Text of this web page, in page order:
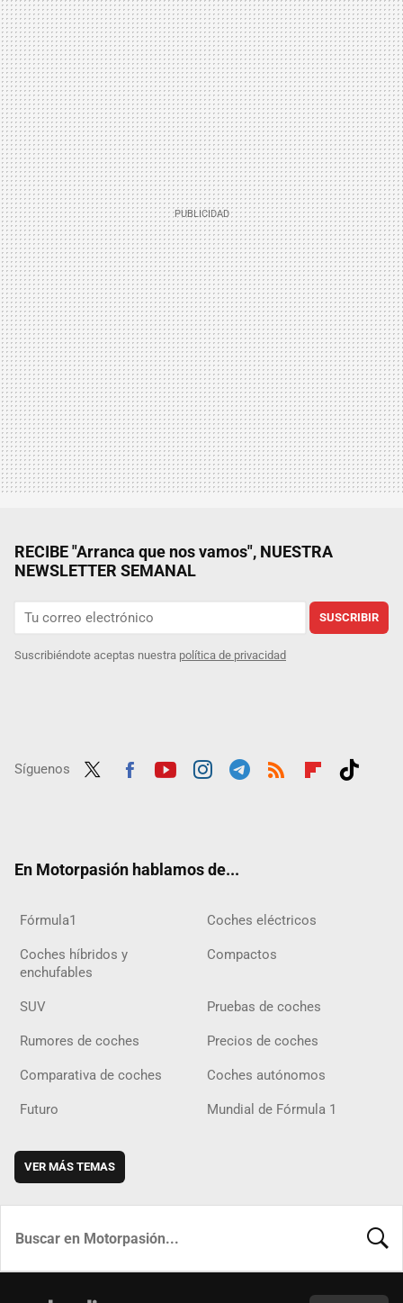
RECIBE "Arranca que nos vamos", NUESTRA
NEWSLETTER SEMANAL
SUSCRIBIR
Suscribiéndote aceptas nuestra política de privacidad
Síguenos
En Motorpasión hablamos de...
Fórmula1 Coches eléctricos
Coches híbridos y
enchufables
Compactos
SUV Pruebas de coches
Rumores de coches Precios de coches
Comparativa de coches Coches autónomos
Futuro Mundial de Fórmula 1
VER MÁS TEMAS